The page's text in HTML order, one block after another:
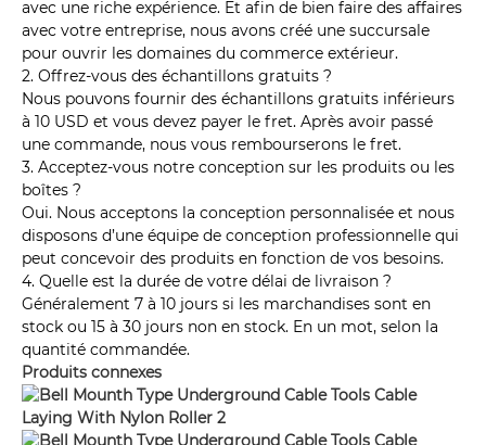
avec une riche expérience. Et afin de bien faire des affaires
avec votre entreprise, nous avons créé une succursale
pour ouvrir les domaines du commerce extérieur.
2. Offrez-vous des échantillons gratuits ?
Nous pouvons fournir des échantillons gratuits inférieurs
à 10 USD et vous devez payer le fret. Après avoir passé
une commande, nous vous rembourserons le fret.
3. Acceptez-vous notre conception sur les produits ou les
boîtes ?
Oui. Nous acceptons la conception personnalisée et nous
disposons d’une équipe de conception professionnelle qui
peut concevoir des produits en fonction de vos besoins.
4. Quelle est la durée de votre délai de livraison ?
Généralement 7 à 10 jours si les marchandises sont en
stock ou 15 à 30 jours non en stock. En un mot, selon la
quantité commandée.
Produits connexes